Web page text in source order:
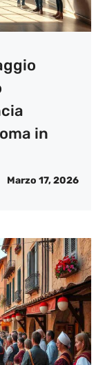
in
Marzo 17, 2026